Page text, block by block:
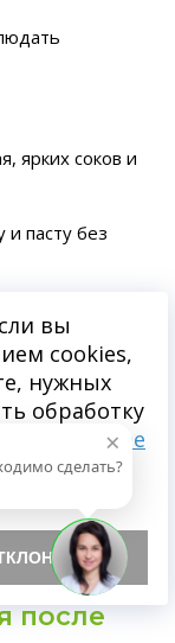
ярких соков и
пасту без
рацион
каждые 6–12
ирригатор
нового налёта.
после
вы
cookies,
нужных
обработку
Подробнее
×
сделать?